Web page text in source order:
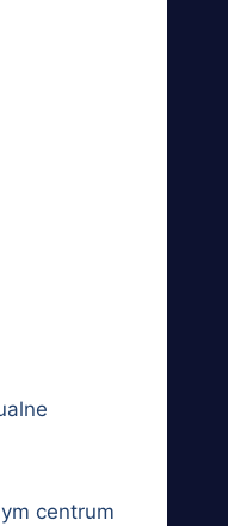
centrum